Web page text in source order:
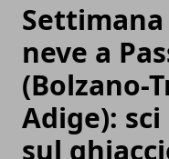
neve a
(Bolzano-
Adige):
sul